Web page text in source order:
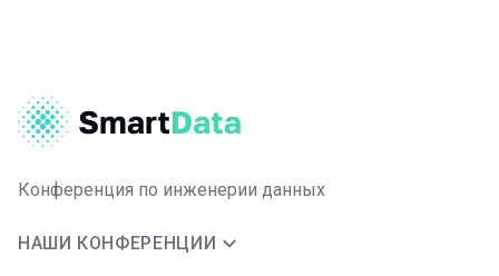
Конференция по инженерии данных
НАШИ КОНФЕРЕНЦИИ